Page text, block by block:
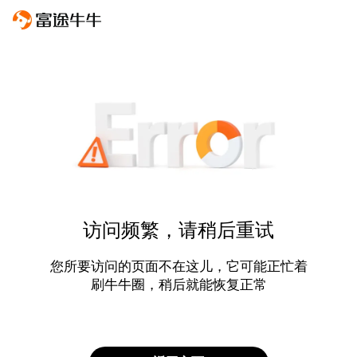
访问频繁，请稍后重试
您所要访问的页面不在这儿，它可能正忙着
刷牛牛圈，稍后就能恢复正常